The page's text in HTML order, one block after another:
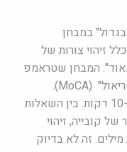
במבחן
2018. המבחן כלל זיהוי צורות של
המבחן שטראמפ
עבר הוא "הערכה קוגניטיבית של מונטריאול" (MoCA).
המבחן בן 30 שאלות אמור להימשך כ-10 דקות. בין השאלות
קובייה, זיהוי
זה לא בדיוק